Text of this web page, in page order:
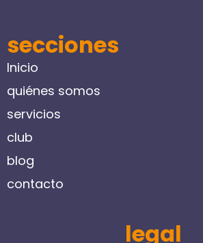
secciones
Inicio
quiénes somos
servicios
club
blog
contacto
legal